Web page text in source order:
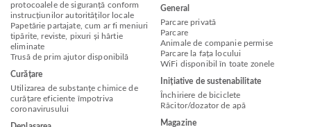
protocoalele de siguranță conform
instrucțiunilor autorităților locale
Papetărie partajate, cum ar fi meniuri
tipărite, reviste, pixuri și hârtie
eliminate
Trusă de prim ajutor disponibilă
Curățare
Utilizarea de substanțe chimice de
curățare eficiente împotriva
coronavirusului
General
Parcare privată
Parcare
Animale de companie permise
Parcare la fața locului
WiFi disponibil în toate zonele
Inițiative de sustenabilitate
Închiriere de biciclete
Răcitor/dozator de apă
Magazine